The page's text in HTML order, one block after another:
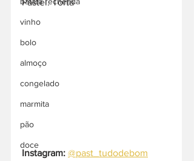
vinho
bolo
almoço
congelado
marmita
pão
doce
Pastel. Torta
Instagram: @past_tudodebom